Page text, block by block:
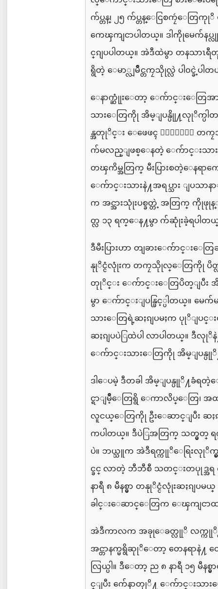
က်ပ္တန္၊
၂၅ က်ပ္တန္ေငြစကၠဴေတြကုုိ
ကေၾကျငာပါတယ္။ ဒါကိုုမေက်န
င္ဆႏၵျပပါတယ္။ အဲဒီထဲမွာ တနသာၤ
ရွိတဲ့ ေမာ္လျမိဳင္တကၠသိုုလ္လဲ ပါ၀င္ခဲ့ပါ
ေနာက္ဆုုံးေတာ့ ေက်ာင္းေတြအာ
သားေတြကိုု အိမ္ျပန္ပိုု႔လုုိက္ပါ
န္အတုုိင္း ေဖေဖၚ ၀ါရီမွာ တကၠသိုု
က်မလည္ျဖစ္ေနတဲ့ ေက်ာင္းသာ
တၾကိမ္အတြက္ မီးပြားစတဲ့ေနရာ
ေက်ာင္းသားနဲ႔အရပ္သား ျပသာန
က အင္အားသုုံးပစ္ခတ္တဲ့ အတြက္ ကိုုဖုုန္
တ္လ ၁၃ ရက္ေန႔ မွာ က်ဆုုံးခဲ့ရပါတ
ဒီမီးပြားဟာ တျခားေက်ာင္းေတ
နုုိင္ငံလုုံးက တကၠသိုုလ္ေတြကိုု ပိ
တုုိင္း ေက်ာင္းေတြပိတ္ျပီး
မွာ ေက်ာင္းျပန္ဖြင့္ပါတယ္။ မေက်
သားေတြရဲ့ဆႏၵျပမႈက ပုုိျပင္း
ဆႏၵျပပဲြထဲပါ လာပါတယ္။ ဒီလုုိနဲ
ေက်ာင္းသားေတြကိုု အိမ္ျပန္
ဒါေပမဲ့ ဒီတခါ အိမ္ျပန္ပုုိ႔ခံရတဲ့
င္ရာျမိဳ့ေတြရွိ ေကာလိပ္ေတြ၊ အ
လူငယ္ေတြကိုု ဦးေဆာင္ျပီး ဆႏ
ကပါတယ္။ ဒီပဲြအတြက္ သတ္မွတ္ ရ
ပဲ။ ဘယ္သူက အဲဒီရက္ကုုိေရြးလုုိက္မွ
င္ခင္ လာတဲ့ ဘီဘီစီ သတင္းတပုုဒ္အရ
နာရီ ၈ မီနစ္မွာ တနုုိင္ငံလုုံးဆႏၵျပမ
ခါင္းေဆာင္ေတြက ေၾကျငာထ
အဲဒီကာလက အခုုေခတ္လုုိ လက္ကုုိင္
အင္တာနက္မရွိဆုုိေတာ့ တေနရာနဲ႔ တ
လြယ္ပါ။ ဒီေတာ့ ည ၈ နာရီ ၁၅ မီနစ္
င္ျပီး က်ေနာတုုိ႔ ေက်ာင္းသား